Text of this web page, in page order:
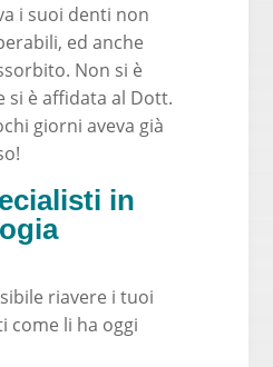
i suoi denti non
ed anche
Non si è
si è affidata al Dott.
giorni aveva già
in
riavere i tuoi
come li ha oggi